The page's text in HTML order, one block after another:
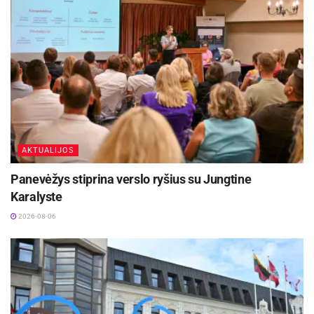
Tokiais atvejais didelė paspirtis yra budintys
globotojai, kurie, nors ir nebūdami susiję su vaiku
giminystės ryšiais, yra baigę specialius
mokymus ir žino, kaip suteikti vaikui emocinį ir
fizinį saugumą. Taip vaikas patiria mažesnį
stresą, kol jo šeimai bus suteikta pagalba ir bus
saugu sugrįžti į namus.
Savo veiklą budintis globotojas vykdo pagal
individualios veiklos pažymėjimą ir yra sudaręs
su Globos centru tarpusavio bendradarbiavimo ir
Įkvepianti budinčios globotojos Lauros istorija
Vienas ryškiausių bendruomenės pavyzdžių –
AKTUALIJOS
Panevėžys stiprina verslo ryšius su Jungtine
Karalyste
2026-08-06